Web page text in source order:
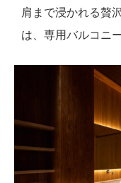
肩まで浸かれる贅
は、専用バルコニ